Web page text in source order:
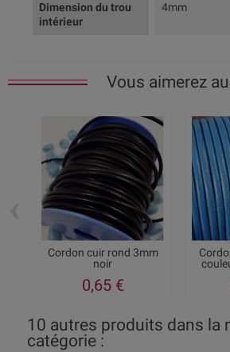
Dimension du trou
intérieur
4mm
Vous aimerez
Cordon cuir rond 3mm
noir
0,65 €
10 autres produits dans la
catégorie :